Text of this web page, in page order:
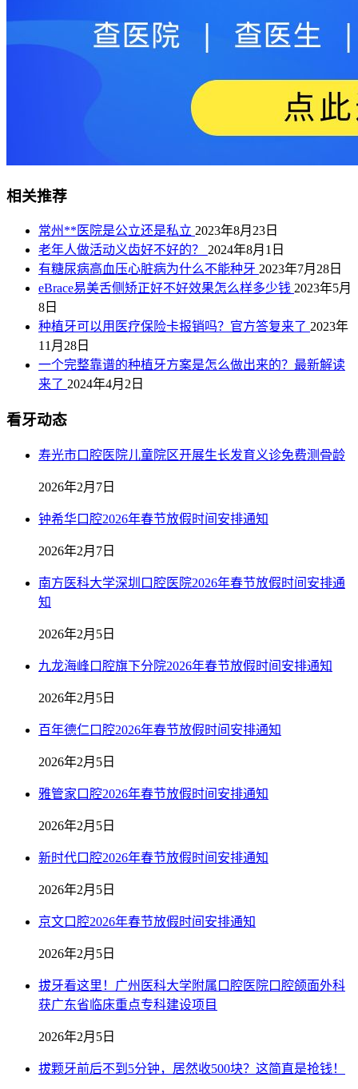
相关推荐
常州**医院是公立还是私立 2023年8月23日
老年人做活动义齿好不好的？ 2024年8月1日
有糖尿病高血压心脏病为什么不能种牙 2023年7月28日
eBrace易美舌侧矫正好不好效果怎么样多少钱 2023年5月
8日
种植牙可以用医疗保险卡报销吗？官方答复来了 2023年
11月28日
一个完整靠谱的种植牙方案是怎么做出来的？最新解读
来了 2024年4月2日
看牙动态
寿光市口腔医院儿童院区开展生长发育义诊免费测骨龄
2026年2月7日
钟希华口腔2026年春节放假时间安排通知
2026年2月7日
南方医科大学深圳口腔医院2026年春节放假时间安排通
知
2026年2月5日
九龙海峰口腔旗下分院2026年春节放假时间安排通知
2026年2月5日
百年德仁口腔2026年春节放假时间安排通知
2026年2月5日
雅管家口腔2026年春节放假时间安排通知
2026年2月5日
新时代口腔2026年春节放假时间安排通知
2026年2月5日
京文口腔2026年春节放假时间安排通知
2026年2月5日
拔牙看这里！广州医科大学附属口腔医院口腔颌面外科
获广东省临床重点专科建设项目
2026年2月5日
拔颗牙前后不到5分钟，居然收500块？这简直是抢钱！